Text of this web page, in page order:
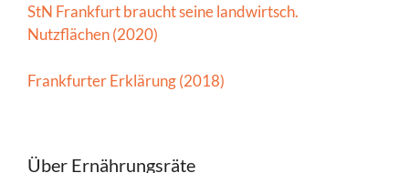
StN Frankfurt braucht seine landwirtsch.
Nutzflächen (2020)
Frankfurter Erklärung (2018)
Über Ernährungsräte